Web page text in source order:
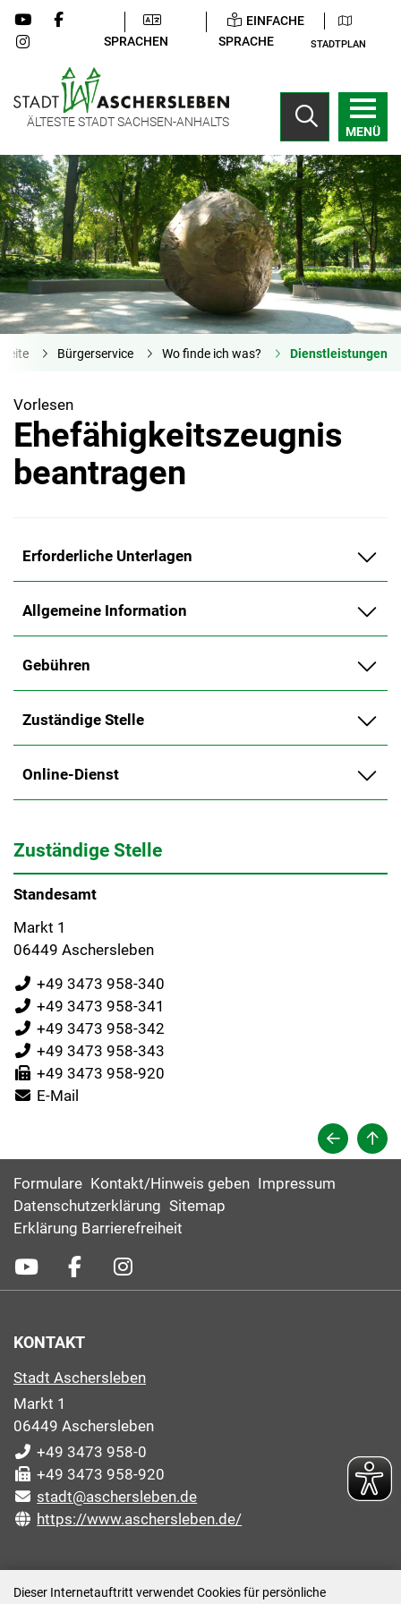
Dieser Internetauftritt verwendet Cookies für persönliche
SPRACHEN
EINFACHE
SPRACHE
STADTPLAN
ÄLTESTE STADT SACHSEN-ANHALTS
MENÜ
Bürgerservice Wo finde ich was? Dienstleistungen
Vorlesen
Ehefähigkeitszeugnis
beantragen
Erforderliche Unterlagen
Allgemeine Information
Gebühren
Zuständige Stelle
Online-Dienst
Zuständige Stelle
Standesamt
Markt 1
06449 Aschersleben
+49 3473 958-340
+49 3473 958-341
+49 3473 958-342
+49 3473 958-343
+49 3473 958-920
E-Mail
Formulare Kontakt/Hinweis geben Impressum
Datenschutzerklärung Sitemap
Erklärung Barrierefreiheit
KONTAKT
Stadt Aschersleben
Markt 1
06449 Aschersleben
+49 3473 958-0
+49 3473 958-920
stadt@aschersleben.de
https://www.aschersleben.de/